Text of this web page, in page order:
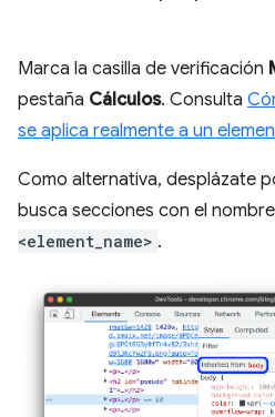
Marca la casilla de verificación
pestaña Cálculos. Consulta
se aplica realmente a un
Como alternativa, desplázate
busca secciones con el nombre
<element_name> .